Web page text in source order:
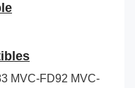
MVC-FD92 MVC-